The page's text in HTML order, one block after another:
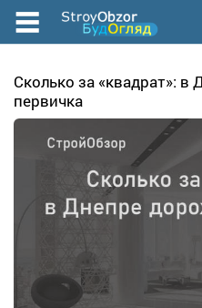
Перейти
содержанию
Сколько за «квадрат»:
первичка